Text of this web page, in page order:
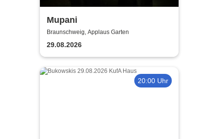
Mupani
Braunschweig, Applaus Garten
29.08.2026
20:00 Uhr